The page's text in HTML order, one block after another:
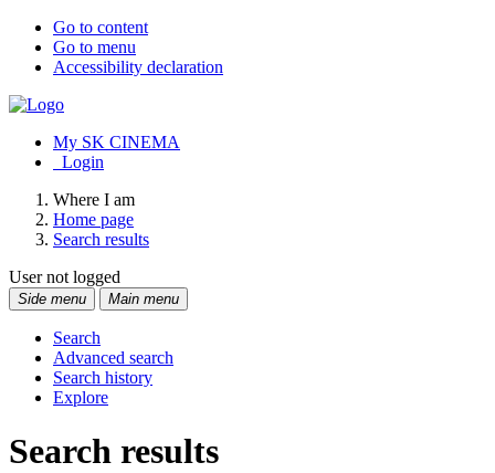
Go to content
Go to menu
Accessibility declaration
My SK CINEMA
Login
Where I am
Home page
Search results
User not logged
Side menu Main menu
Search
Advanced search
Search history
Explore
Search results